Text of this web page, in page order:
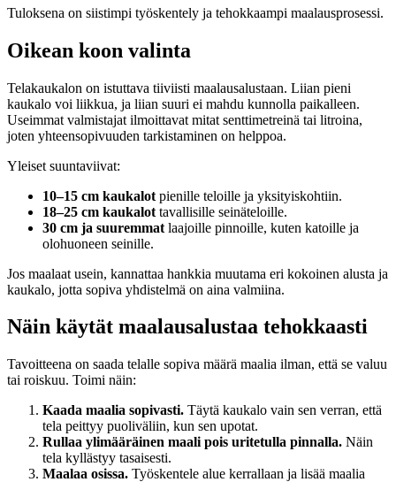
Tuloksena on siistimpi työskentely ja tehokkaampi maalausprosessi.
Oikean koon valinta
Telakaukalon on istuttava tiiviisti maalausalustaan. Liian pieni
kaukalo voi liikkua, ja liian suuri ei mahdu kunnolla paikalleen.
Useimmat valmistajat ilmoittavat mitat senttimetreinä tai litroina,
joten yhteensopivuuden tarkistaminen on helppoa.
Yleiset suuntaviivat:
10–15 cm kaukalot pienille teloille ja yksityiskohtiin.
18–25 cm kaukalot tavallisille seinäteloille.
30 cm ja suuremmat laajoille pinnoille, kuten katoille ja
olohuoneen seinille.
Jos maalaat usein, kannattaa hankkia muutama eri kokoinen alusta ja
kaukalo, jotta sopiva yhdistelmä on aina valmiina.
Näin käytät maalausalustaa tehokkaasti
Tavoitteena on saada telalle sopiva määrä maalia ilman, että se valuu
tai roiskuu. Toimi näin:
Kaada maalia sopivasti. Täytä kaukalo vain sen verran, että
tela peittyy puoliväliin, kun sen upotat.
Rullaa ylimääräinen maali pois uritetulla pinnalla. Näin
tela kyllästyy tasaisesti.
Maalaa osissa. Työskentele alue kerrallaan ja lisää maalia